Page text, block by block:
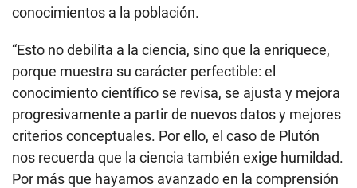
conocimientos a la población.
“Esto no debilita a la ciencia, sino que la enriquece,
porque muestra su carácter perfectible: el
conocimiento científico se revisa, se ajusta y mejora
progresivamente a partir de nuevos datos y mejores
criterios conceptuales. Por ello, el caso de Plutón
nos recuerda que la ciencia también exige humildad.
Por más que hayamos avanzado en la comprensión